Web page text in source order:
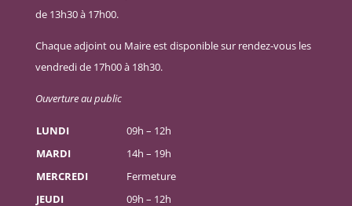
de 13h30 à 17h00.
Chaque adjoint ou Maire est disponible sur rendez-vous les
vendredi de 17h00 à 18h30.
Ouverture au public
LUNDI
09h – 12h
MARDI
14h – 19h
MERCREDI
Fermeture
JEUDI
09h – 12h